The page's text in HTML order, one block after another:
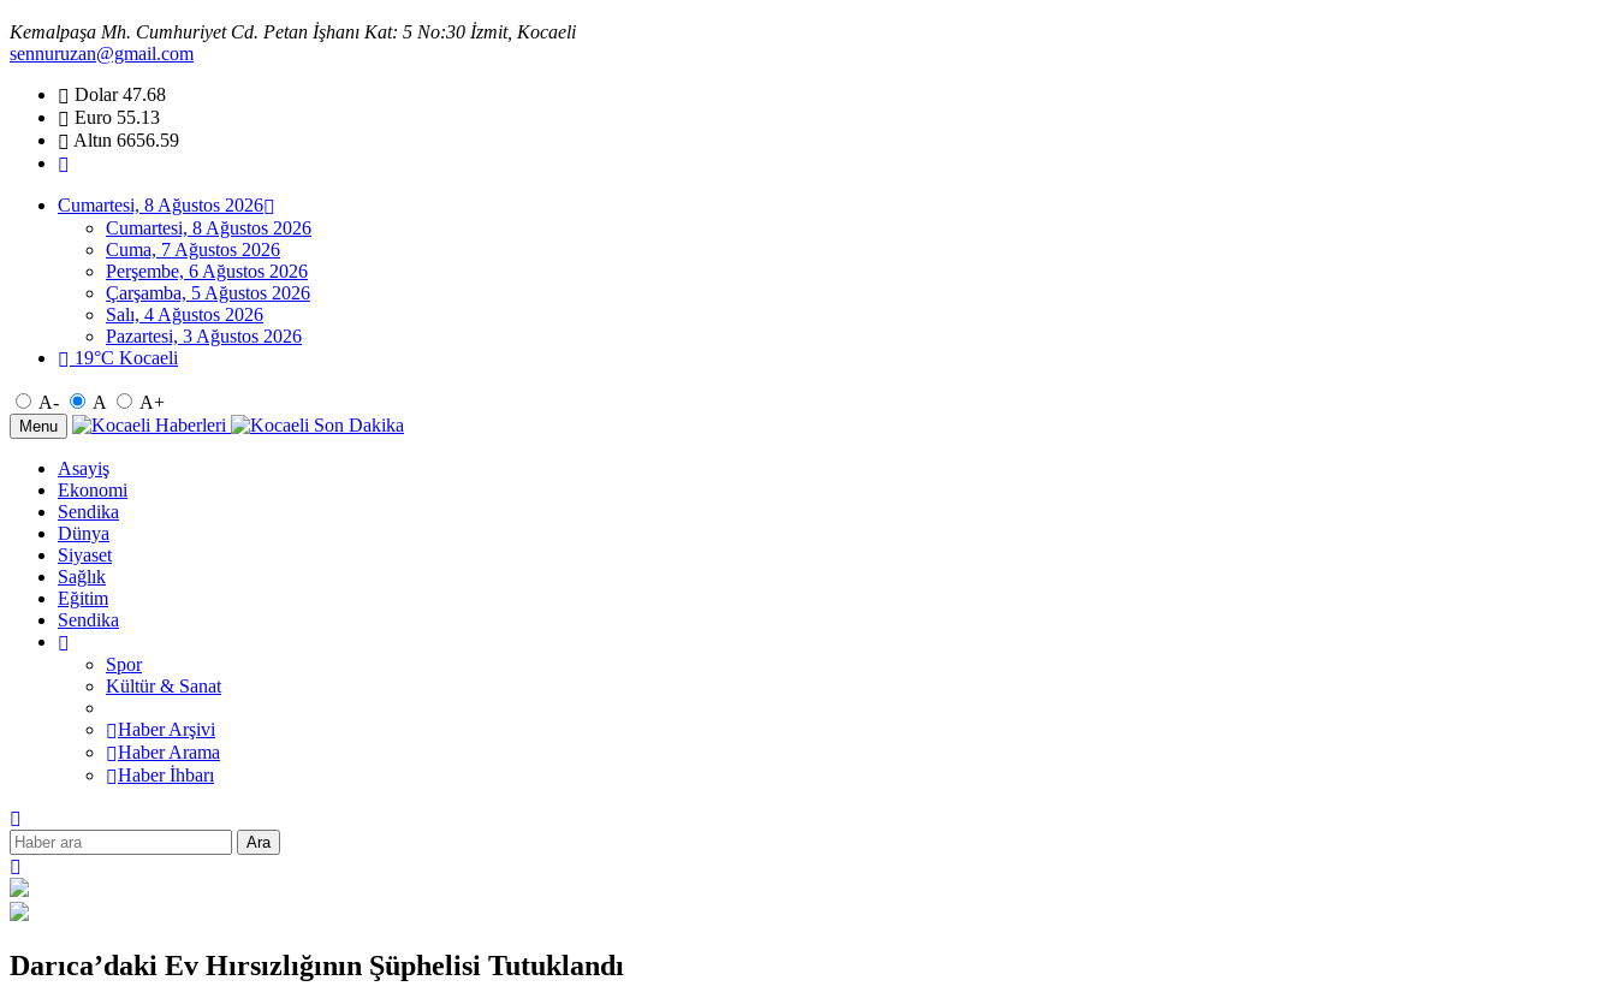
Kemalpaşa Mh. Cumhuriyet Cd. Petan İşhanı Kat: 5 No:30 İzmit, Kocaeli
sennuruzan@gmail.com
Dolar47.68
Euro 55.13
Altın 6656.59
Cumartesi, 8 Ağustos 2026
Cumartesi, 8 Ağustos 2026
Cuma, 7 Ağustos 2026
Perşembe, 6 Ağustos 2026
Çarşamba, 5 Ağustos 2026
Salı, 4 Ağustos 2026
Pazartesi, 3 Ağustos 2026
19°C Kocaeli
A- A A+
Menu
Asayiş
Ekonomi
Sendika
Dünya
Siyaset
Sağlık
Eğitim
Sendika
Spor
Kültür & Sanat
Haber Arşivi
Haber Arama
Haber İhbarı
Ara
Darıca’daki Ev Hırsızlığının Şüphelisi Tutuklandı